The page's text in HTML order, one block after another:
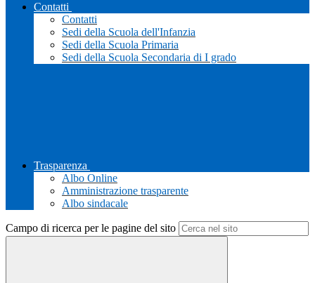
Contatti
Contatti
Sedi della Scuola dell'Infanzia
Sedi della Scuola Primaria
Sedi della Scuola Secondaria di I grado
Trasparenza
Albo Online
Amministrazione trasparente
Albo sindacale
Campo di ricerca per le pagine del sito